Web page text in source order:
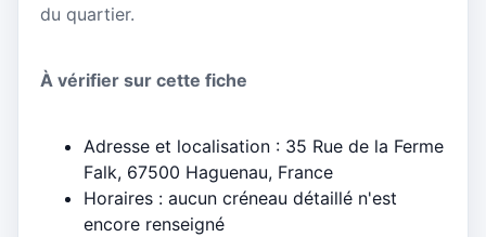
du quartier.
À vérifier sur cette fiche
Adresse et localisation : 35 Rue de la Ferme
Falk, 67500 Haguenau, France
Horaires : aucun créneau détaillé n'est
encore renseigné